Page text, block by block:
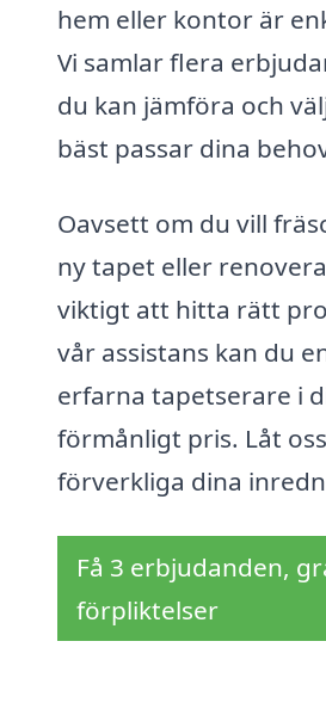
hem eller kontor är
Vi samlar flera
du kan jämföra och
bäst passar dina
Oavsett om du vill
ny tapet eller
viktigt att hitta rätt
vår assistans kan du
erfarna tapetserare i
förmånligt pris. Låt
förverkliga dina
Få 3 erbjudanden,
förpliktelser